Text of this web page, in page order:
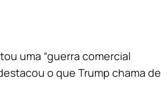
uma “guerra comercial
o que Trump chama de